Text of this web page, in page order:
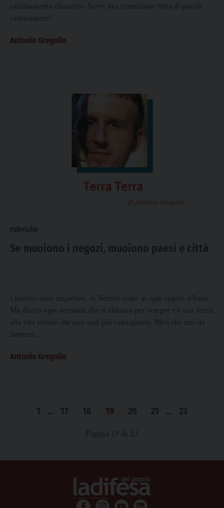
cambiamento climatico. Serve una transizione fatta di piccoli
cambiamenti
Antonio Gregolin
Se muoiono i negozi, muoiono paesi e città
I numeri sono impietosi, in Veneto come in ogni angolo d’Italia.
Ma dietro ogni serranda che si abbassa per sempre c’è una ferita
alla vita sociale che non sarà più rimarginata. Men che mai da
internet...
Antonio Gregolin
1 … 17 18 19 20 21 … 23
Pagina 19 di 23